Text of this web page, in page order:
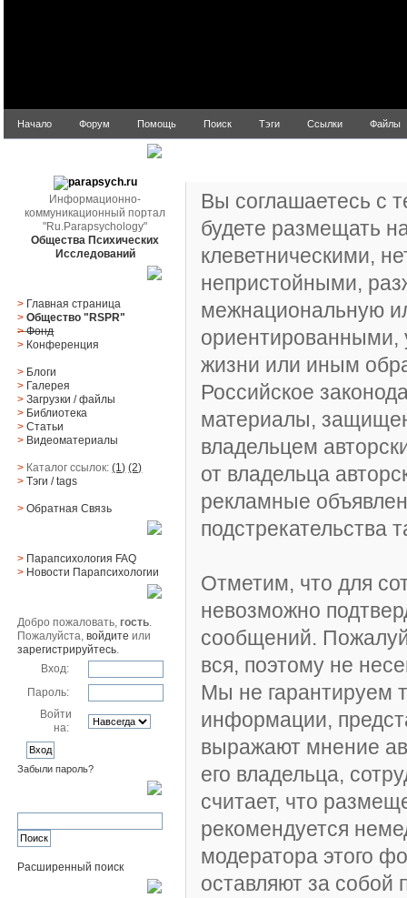
Начало Форум Помощь Поиск Тэги Ссылки Файлы
Информационно-
коммуникационный портал
"Ru.Parapsychology"
Общества Психических
Исследований
> Главная страница
> Общество "RSPR"
> Фонд
> Конференция
> Блоги
> Галерея
> Загрузки/файлы
> Библиотека
> Статьи
> Видеоматериалы
> Каталог ссылок:(1) (2)
> Тэги/ tags
> Обратная Cвязь
> Парапсихология FAQ
> Новости Парапсихологии
Добро пожаловать,гость.
Пожалуйста,войдите или
зарегистрируйтесь.
Вход:
Пароль:
Войти
на:
Забыли пароль?
Расширенный поиск
Вы соглашаетесь с
будете размещать
клеветническими,
непристойными,
межнациональную
жизни или иным
Российское
материалы,
владельцем
от владельца
рекламные
Отметим, что для
невозможно
сообщений.
вся, поэтому не
Мы не гарантируем
информации,
выражают мнение
его владельца,
считает, что
рекомендуется
модератора этого
оставляют за собой